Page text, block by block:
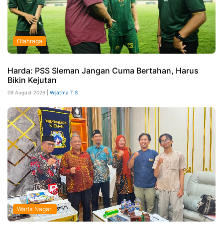
Olahraga
Harda: PSS Sleman Jangan Cuma Bertahan, Harus
Bikin Kejutan
09 August 2026 | Wijatma T S
Warta Nagari